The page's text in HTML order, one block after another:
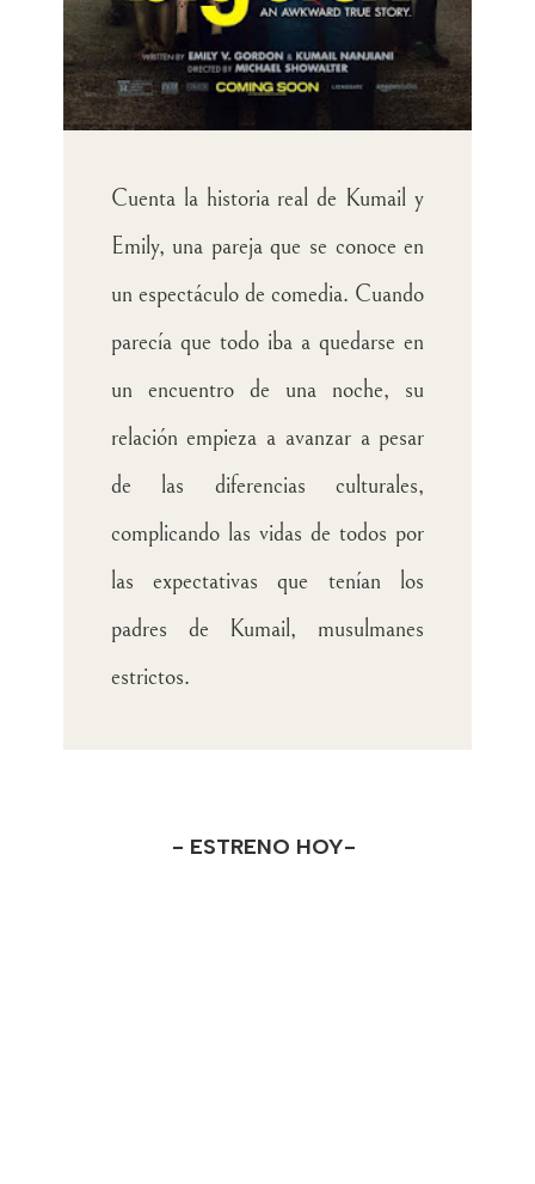
Cuenta la historia real de Kumail y
Emily, una pareja que se conoce en
un espectáculo de comedia. Cuando
parecía que todo iba a quedarse en
un encuentro de una noche, su
relación empieza a avanzar a pesar
de las diferencias culturales,
complicando las vidas de todos por
las expectativas que tenían los
padres de Kumail, musulmanes
estrictos.
- ESTRENO HOY-